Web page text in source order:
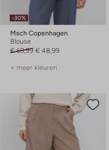
-30%
Msch Copenhagen
Blouse
€ 69,99 € 48,99
+ meer kleuren